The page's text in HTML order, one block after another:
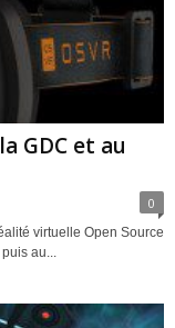
GDC et au
0
virtuelle Open Source
au...